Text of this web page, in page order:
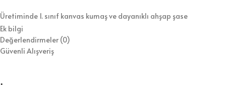
Üretiminde 1. sınıf kanvas kumaş ve dayanıklı ahşap şase
kullanıyoruz. Bununla birlikte, tabloyu koruyucu vernikle kaplayarak
hem temizlik kolaylığı hem de uzun ömür sağlıyoruz. Ürünü duvara
asılmaya hazır şekilde gönderiyoruz, böylece kurulumla zaman
Ek bilgi
Değerlendirmeler (0)
Güvenli Alışveriş